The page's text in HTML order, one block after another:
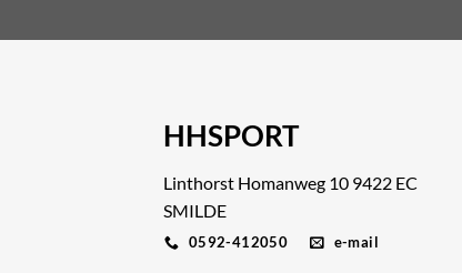
HHSPORT
Linthorst Homanweg 10 9422 EC
SMILDE
0592-412050 e-mail